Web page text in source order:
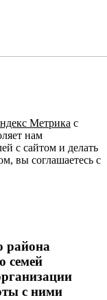
Метрика с
нам
с сайтом и делать
вы соглашаетесь с
района
семей
с ними